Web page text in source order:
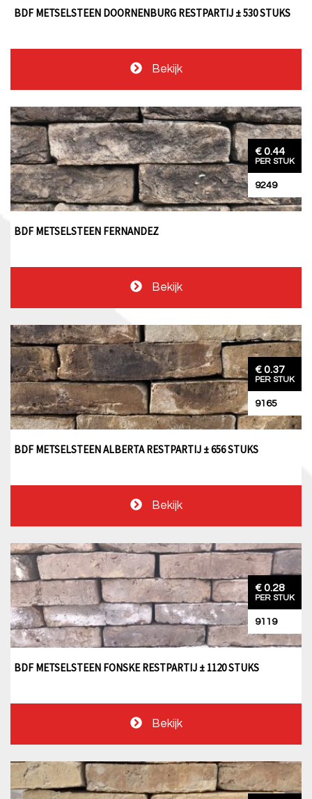
BDF METSELSTEEN DOORNENBURG RESTPARTIJ ± 530 STUKS
Bekijk
€ 0.44
PER STUK
9249
BDF METSELSTEEN FERNANDEZ
Bekijk
€ 0.37
PER STUK
9165
BDF METSELSTEEN ALBERTA RESTPARTIJ ± 656 STUKS
Bekijk
€ 0.28
PER STUK
9119
BDF METSELSTEEN FONSKE RESTPARTIJ ± 1120 STUKS
Bekijk